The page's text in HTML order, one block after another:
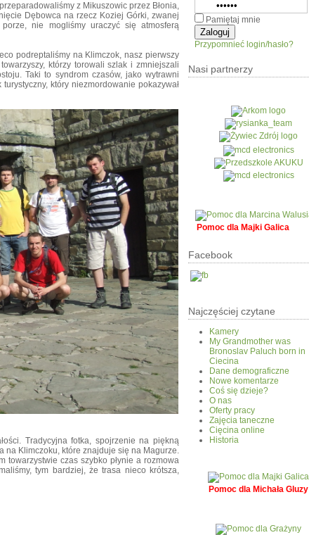
z Mikuszowic przez Błonia,
Dębowca na rzecz Koziej Górki, zwanej
nie mogliśmy uraczyć się atmosferą
podreptaliśmy na Klimczok, nasz pierwszy
którzy torowali szlak i zmniejszali
Taki to syndrom czasów, jako wytrawni
który niezmordowanie pokazywał
Tradycyjna fotka, spojrzenie na piękną
na Klimczoku, które znajduje się na Magurze.
towarzystwie czas szybko płynie a rozmowa
tym bardziej, że trasa nieco krótsza,
Pamiętaj mnie
Przypomnieć login/hasło?
Nasi partnerzy
Pomoc dla Majki Galica
Facebook
Najczęściej czytane
Kamery
My Grandmother was
Bronoslav Paluch born in
Ciecina
Dane demograficzne
Nowe komentarze
Coś się dzieje?
O nas
Oferty pracy
Zajęcia taneczne
Cięcina online
Historia
Pomoc dla Michała Gluzy